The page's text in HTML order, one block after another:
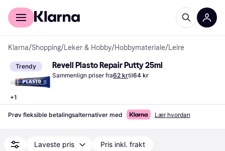
For kunder
Klarna/Shopping/Leker & Hobby/Hobbymateriale/Leire
Trendy
+1
Revell Plasto Repair Putty 25ml
Sammenlign priser fra62 krtil64 kr
Prøv fleksible betalingsalternativer med Lær hvordan
Laveste pris Pris inkl. frakt